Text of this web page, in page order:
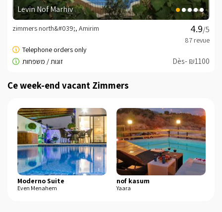
Levin Nof Marhiv
/5
zimmers north&#039;, Amirim
Dès- ₪1100
Ce week-end vacant Zimmers
Moderno Suite
Even Menahem
nof kasum
Yaara